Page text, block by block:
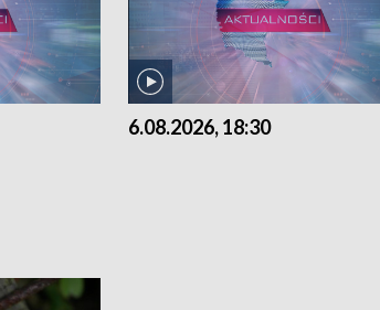
6.08.2026, 18:30